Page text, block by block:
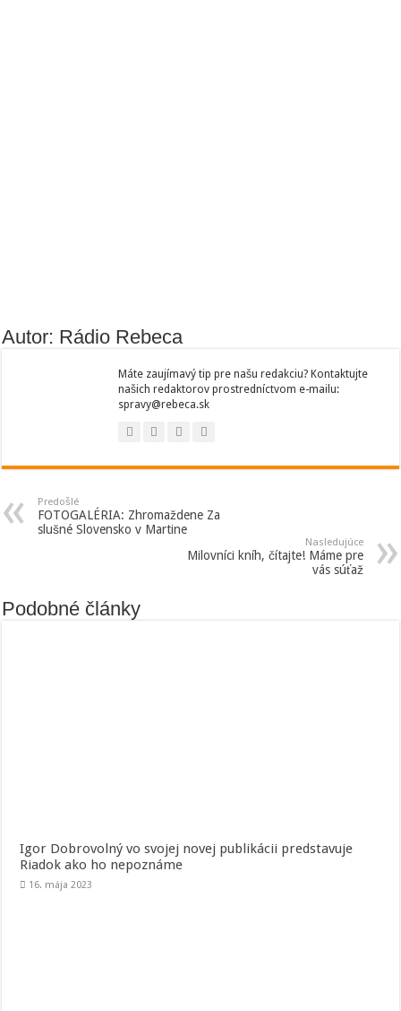
Autor: Rádio Rebeca
Máte zaujímavý tip pre našu redakciu? Kontaktujte
našich redaktorov prostredníctvom e-mailu:
spravy@rebeca.sk
Predošlé
FOTOGALÉRIA: Zhromaždene Za
slušné Slovensko v Martine
Nasledujúce
Milovníci kníh, čítajte! Máme pre
vás súťaž
Podobné články
Igor Dobrovolný vo svojej novej publikácii predstavuje
Riadok ako ho nepoznáme
16. mája 2023